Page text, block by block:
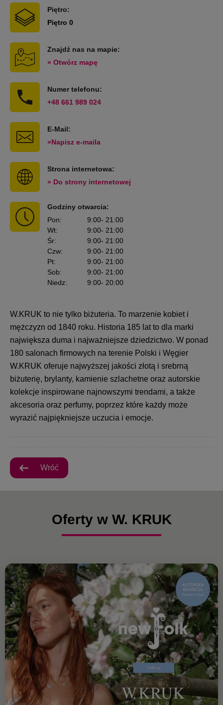
Piętro:
Piętro 0
Znajdź nas na mapie:
» Otwórz mapę
Numer telefonu:
+48 661 989 024
E-Mail:
»Napisz e-maila
Strona internetowa:
» Do strony internetowej
Godziny otwarcia:
Pon: 9:00- 21:00
Wt: 9:00- 21:00
Śr: 9:00- 21:00
Czw: 9:00- 21:00
Pt: 9:00- 21:00
Sob: 9:00- 21:00
Niedz: 9:00- 20:00
W.KRUK to nie tylko biżuteria. To marzenie kobiet i
mężczyzn od 1840 roku. Historia 185 lat to dla marki
największa duma i najważniejsze dziedzictwo. W ponad
180 salonach firmowych na terenie Polski i Węgier
W.KRUK oferuje najwyższej jakości złotą i srebrną
biżuterię, brylanty, kamienie szlachetne oraz autorskie
kolekcje inspirowane najnowszymi trendami, a także
akcesoria oraz perfumy, poprzez które każdy może
wyrazić najpiękniejsze uczucia i emocje.
Wróć
Oferty w W. KRUK